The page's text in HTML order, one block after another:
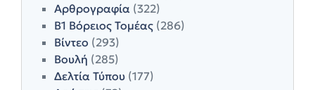
Αρθρογραφία (322)
Β1 Βόρειος Τομέας (286)
Βίντεο (293)
Βουλή (285)
Δελτία Τύπου (177)